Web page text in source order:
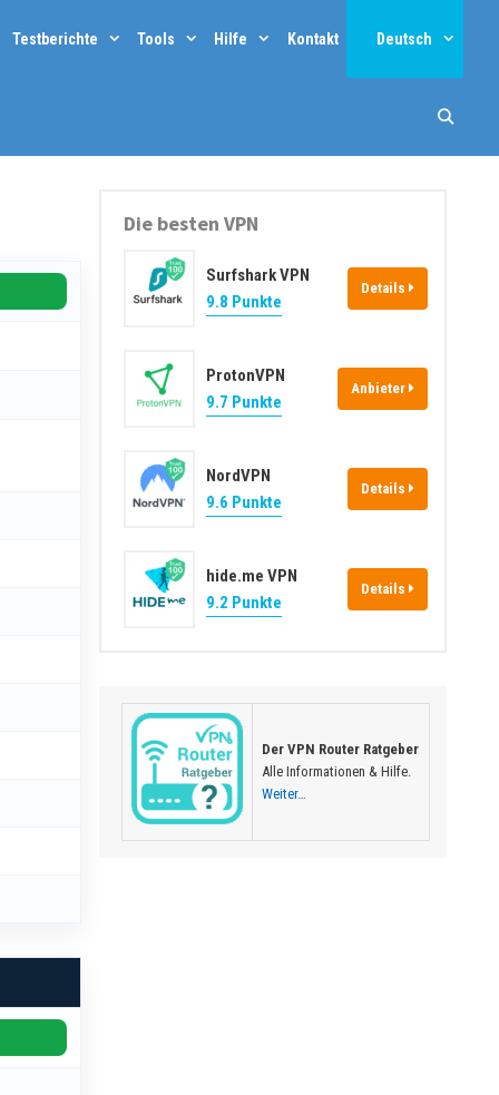
Testberichte Tools Hilfe Kontakt Deutsch
Die besten VPN
Surfshark VPN
9.8 Punkte
Details
ProtonVPN
9.7 Punkte
Anbieter
NordVPN
9.6 Punkte
Details
hide.me VPN
9.2 Punkte
Details
Der VPN Router Ratgeber
Alle Informationen & Hilfe.
Weiter…